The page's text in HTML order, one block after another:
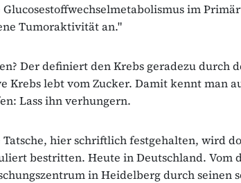
im
Tumoraktivität an."
Der definiert den Krebs geradezu durch
Krebs lebt vom Zucker. Damit kennt man
Lass ihn verhungern.
Tatsche, hier schriftlich festgehalten, wird
bestritten. Heute in Deutschland. Vom
in Heidelberg durch seinen